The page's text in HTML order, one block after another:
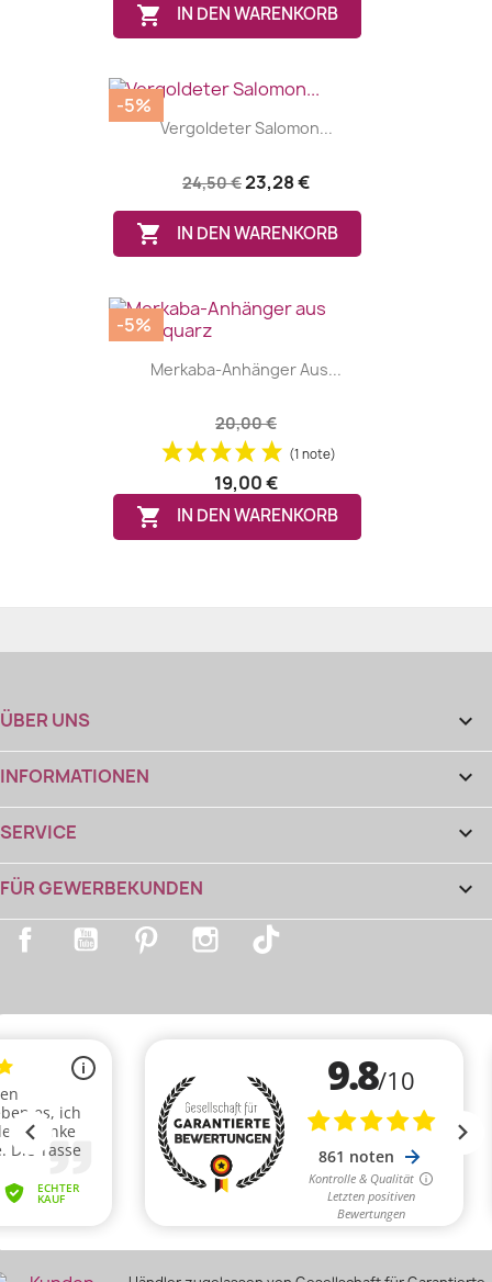
 IN DEN WARENKORB
Vergoldeter Salomon...
24,50 €23,28 €
 IN DEN WARENKORB
-5%
Merkaba-Anhänger Aus...
20,00 €
(1 note)
19,00 €
 IN DEN WARENKORB
-5%
ÜBER UNS 
INFORMATIONEN 
SERVICE 
FÜR GEWERBEKUNDEN 
Facebook YouTube Pinterest Instagram